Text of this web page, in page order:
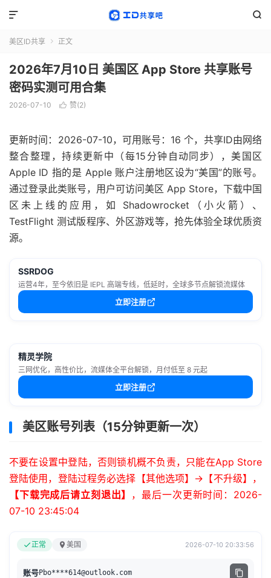


美区ID共享  正文
2026年7月10日 美国区 App Store 共享账号
密码实测可用合集
2026-07-10  赞(2)
更新时间：2026-07-10，可用账号：16 个，共享ID由网络
整合整理，持续更新中（每15分钟自动同步），美国区
Apple ID 指的是 Apple 账户注册地区设为“美国”的账号。
通过登录此类账号，用户可访问美区 App Store，下载中国
区未上线的应用，如 Shadowrocket（小火箭）、
TestFlight 测试版程序、外区游戏等，抢先体验全球优质资
源。
SSRDOG
运营4年，至今依旧是 IEPL 高端专线，低延时，全球多节点解锁流媒体
立即注册
精灵学院
三网优化，高性价比，流媒体全平台解锁，月付低至 8 元起
立即注册
美区账号列表（15分钟更新一次）
不要在设置中登陆，否则锁机概不负责，只能在App Store
登陆使用，登陆过程务必选择【其他选项】->【不升级】，
【下载完成后请立刻退出】 ，最后一次更新时间：2026-
07-10 23:45:04
正常 美国 2026-07-10 20:33:56
账号Pbo****614@outlook.com